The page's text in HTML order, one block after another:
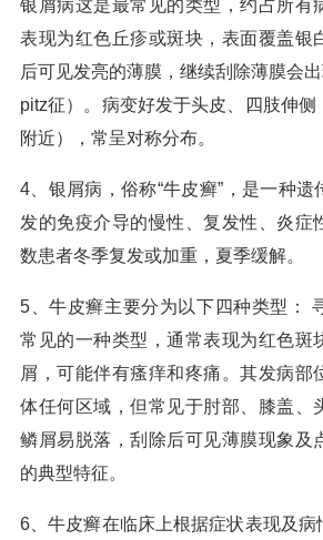
银屑病这是最常见的类型，约占所有
表现为红色丘疹或斑块，表面覆盖银
后可见发亮的薄膜，继续刮除薄膜会
pitz征）。病变好发于头皮、四肢伸
附近），常呈对称分布。
4、银屑病，俗称“牛皮癣”，是一种遗
发的免疫介导的慢性、复发性、炎症
数患者冬季复发或加重，夏季缓解。
5、牛皮癣主要分为以下四种类型：
常见的一种类型，通常表现为红色斑
屑，可能伴有瘙痒和疼痛。其发病部
体任何区域，但常见于肘部、膝盖、
鳞屑易脱落，刮除后可见薄膜现象及
的典型特征。
6、牛皮癣在临床上根据症状表现及病